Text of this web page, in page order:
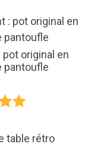
pot original en
pantoufle